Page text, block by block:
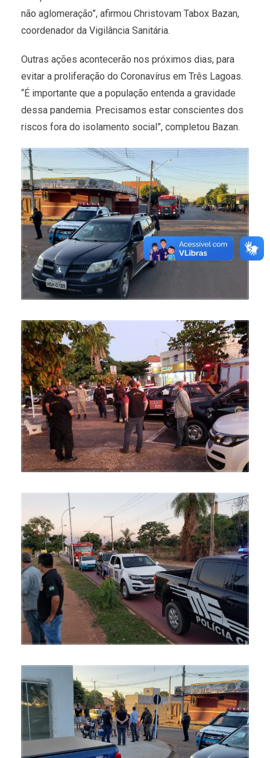
não aglomeração”, afirmou Christovam Tabox Bazan,
coordenador da Vigilância Sanitária.
Outras ações acontecerão nos próximos dias, para
evitar a proliferação do Coronavírus em Três Lagoas.
“É importante que a população entenda a gravidade
dessa pandemia. Precisamos estar conscientes dos
riscos fora do isolamento social”, completou Bazan.